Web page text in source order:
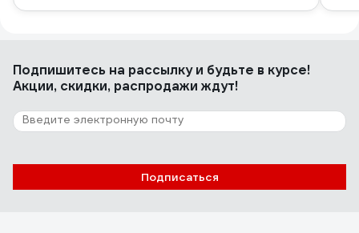
Подпишитесь на рассылкуи будьте в курсе!
Акции, скидки, распродажи ждут!
Подписаться